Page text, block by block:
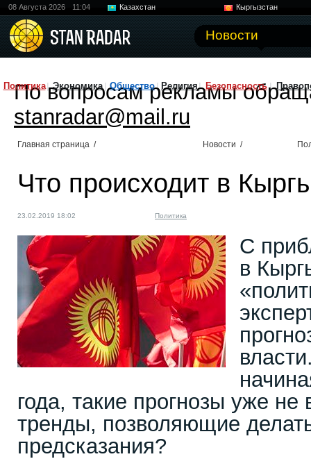
08 Августа 2026 11:04 Казахстан
Кыргызстан
Новости
Политика Экономика Общество Религия Безопасность
По вопросам рекламы
stanradar@mail.ru
Главная страница / Новости /
Что происходит в
23.02.2019 18:02 Политика
С
в
года, такие прогнозы уже
тренды, позволяющие
предсказания?